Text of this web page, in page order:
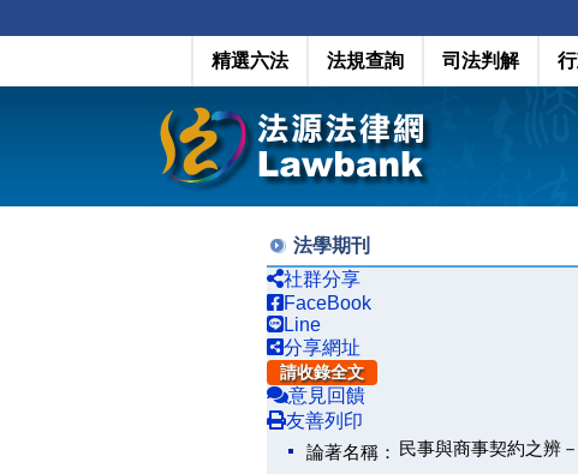
精選六法 法規查詢 司法判解
法學期刊
社群分享
FaceBook
Line
分享網址
請收錄全文
意見回饋
友善列印
論著名稱： 民事與商事契約之辨